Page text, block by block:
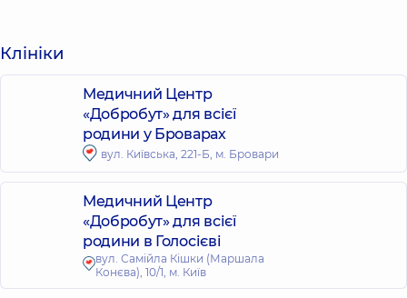
Клініки
Медичний Центр
«Добробут» для всієї
родини у Броварах
вул. Київська, 221-Б, м. Бровари
Медичний Центр
«Добробут» для всієї
родини в Голосієві
вул. Самійла Кішки (Маршала
Конєва), 10/1, м. Київ